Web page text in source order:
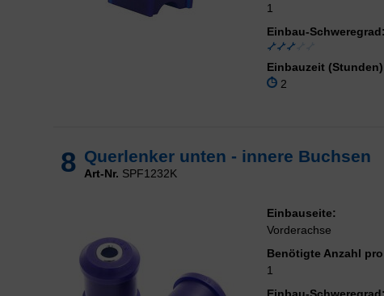
1
Einbau-Schweregrad:
Einbauzeit
2
8 Querlenker unten - innere Buchsen
Art-Nr. SPF1232K
Einbauseite:
Vorderachse
Benötigte Anzahl
1
Einbau-Schweregrad: